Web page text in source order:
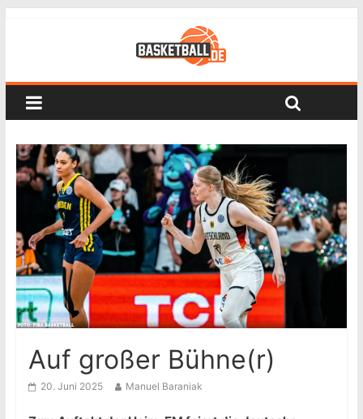
Auf großer Bühne(r)
20. Juni 2025 Manuel Baraniak